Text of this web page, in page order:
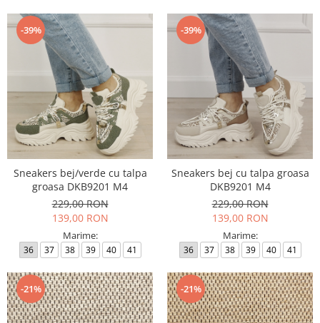
-39%
Sneakers bej/verde cu talpa
groasa DKB9201 M4
229,00 RON
139,00 RON
Marime:
36 37 38 39 40 41
-39%
Sneakers bej cu talpa groasa
DKB9201 M4
229,00 RON
139,00 RON
Marime:
36 37 38 39 40 41
-21% -21%